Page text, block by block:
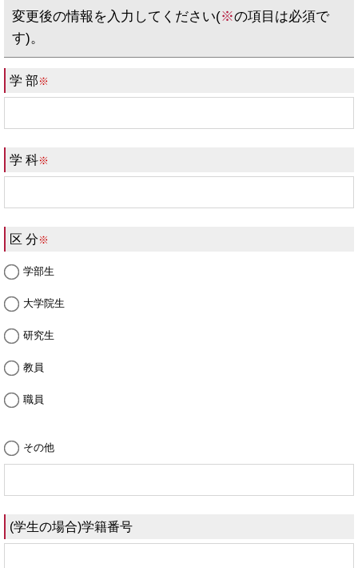
変更後の情報を入力してください(※の項目は必須で
す)。
学 部 ※
学 科※
区 分 ※
学部生
大学院生
研究生
教員
職員
その他
(学生の場合)学籍番号